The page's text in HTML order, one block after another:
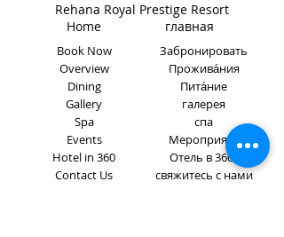
Book Now
Overview
Dining
Gallery
Spa
Events
Hotel in 360
Contact Us
Rehana Royal Prestige Resort
Home главная
Забронировать
Прожива́ния
Пита́ние
галерея
спа
Мероприяти
Отель в 360º
свяжитесь с нами